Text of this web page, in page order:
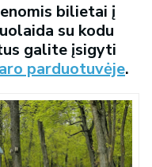
bilietai į
su kodu
galite įsigyti
parduotuvėje.